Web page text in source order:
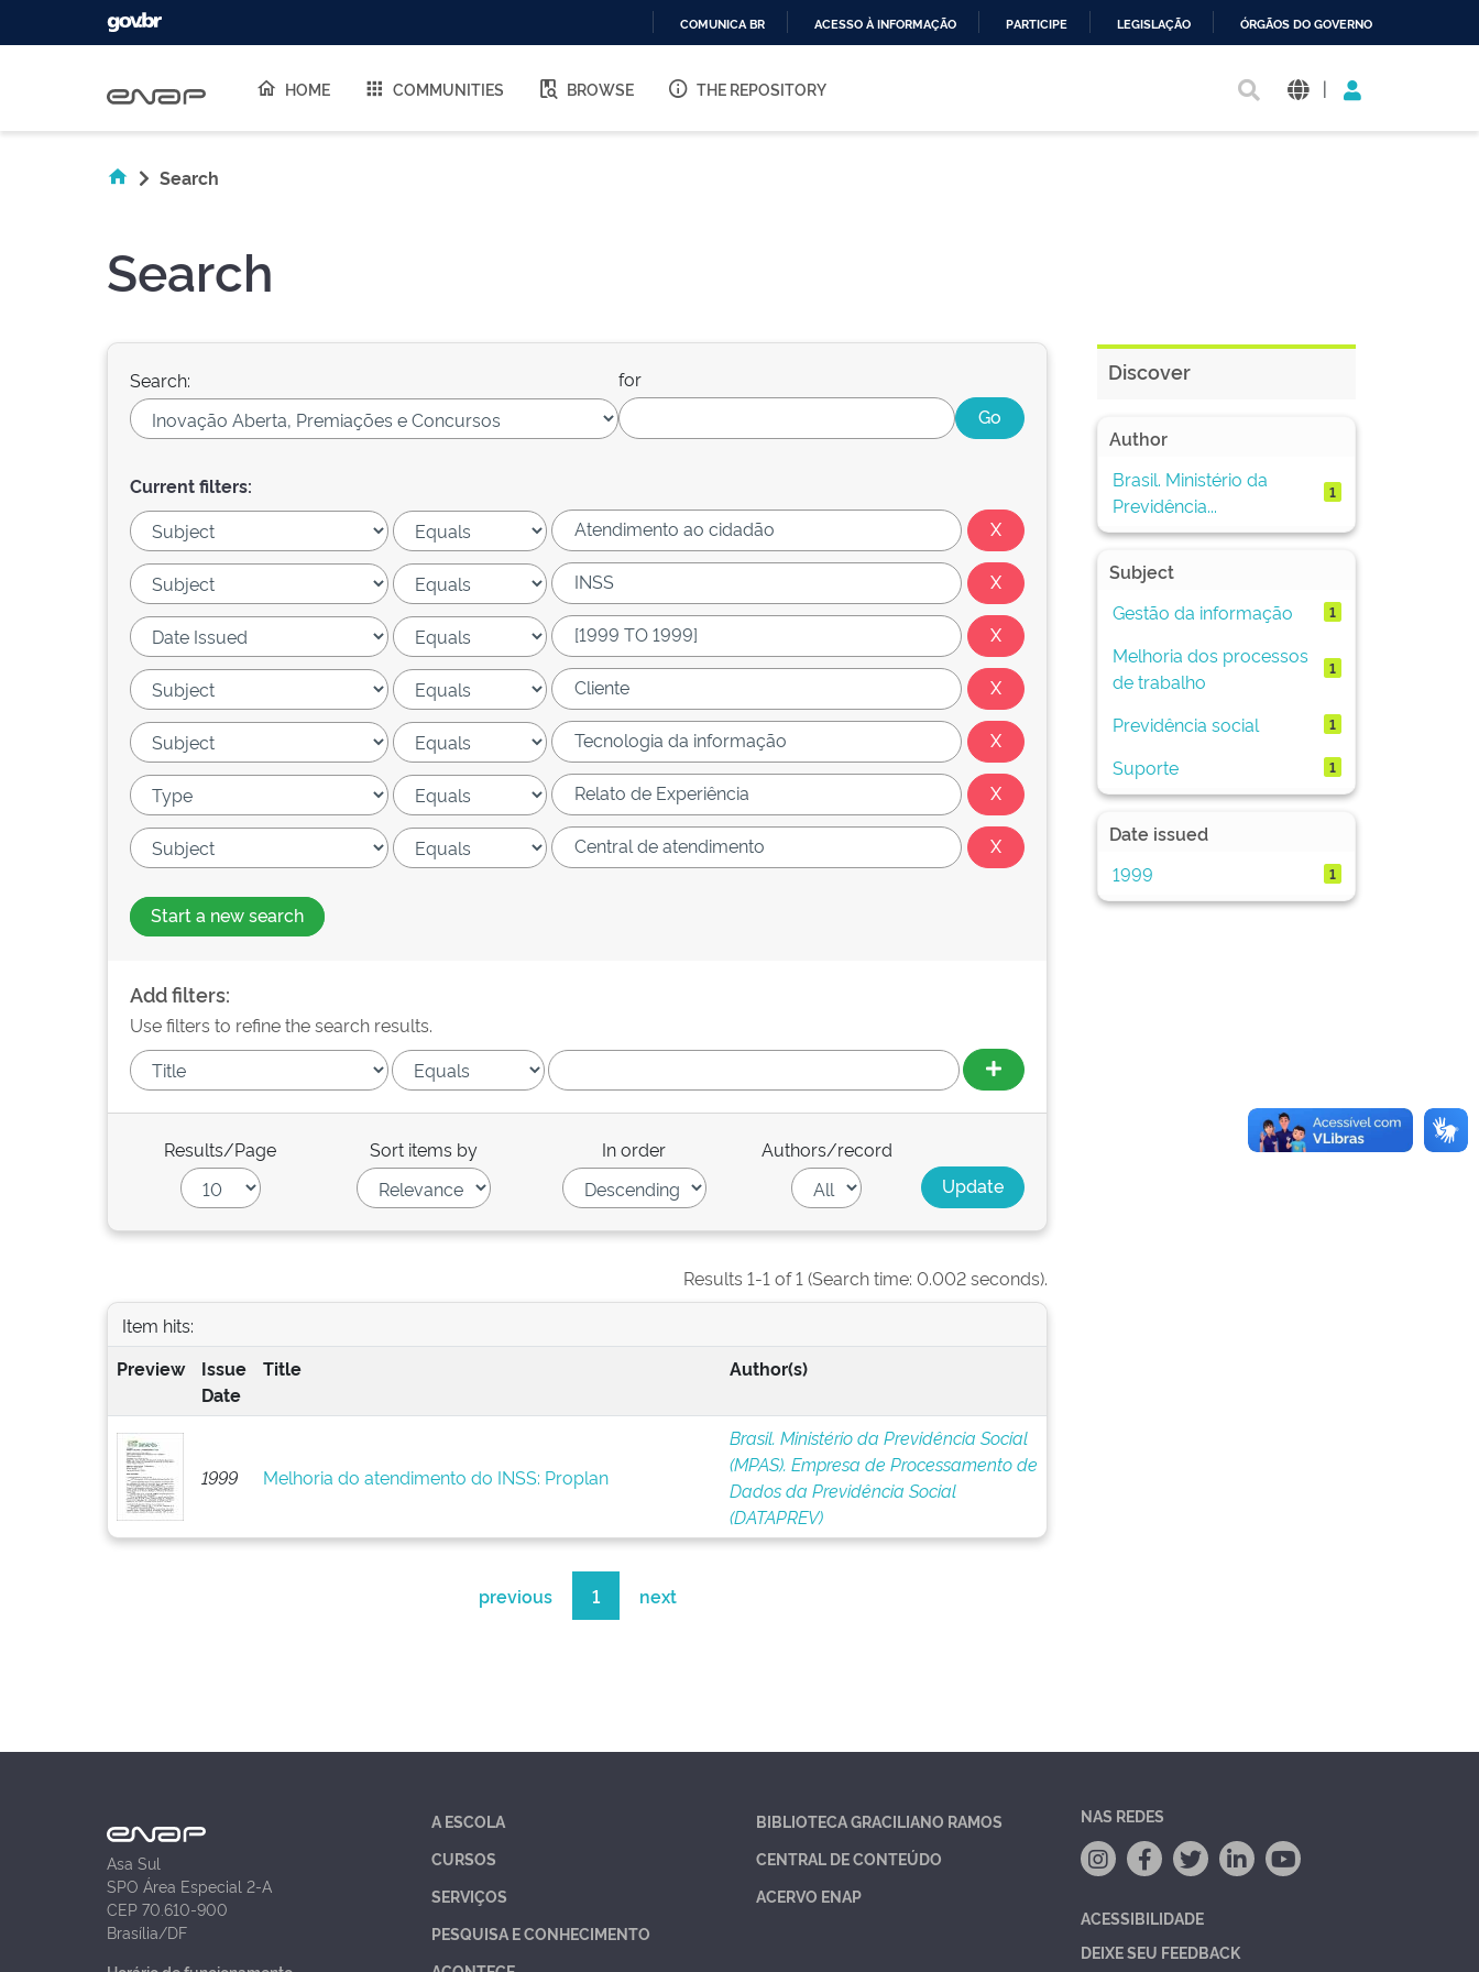
O
COMUNICA BR ACESSO À INFORMAÇÃO PARTICIPE LEGISLAÇÃO ÓRGÃOS DO GOVERNO
HOME COMMUNITIES BROWSE THE REPOSITORY |
Search
Search
Search: for
Current filters:
Start a new search
Add filters:
Use filters to refine the search results.
Results/Page Sort items by In order Authors/record
Results 1-1 of 1 (Search time: 0.002 seconds).
Item hits:
Preview
Issue
Date
Title Author(s)
1999 Melhoria do atendimento do INSS: Proplan
Brasil. Ministério da Previdência Social
(MPAS). Empresa de Processamento de
Dados da Previdência Social
(DATAPREV)
previous 1 next
Discover
Author
Brasil. Ministério da
Previdência...
1
Subject
Gestão da informação
1
Melhoria dos processos
de trabalho
1
Previdência social 1
Suporte 1
Date issued
1999
1
Asa Sul
SPO Área Especial 2-A
CEP 70.610-900
Brasília/DF
A ESCOLA
CURSOS
SERVIÇOS
PESQUISA E CONHECIMENTO
BIBLIOTECA GRACILIANO RAMOS
CENTRAL DE CONTEÚDO
ACERVO ENAP
NAS REDES
ACESSIBILIDADE
DEIXE SEU FEEDBACK